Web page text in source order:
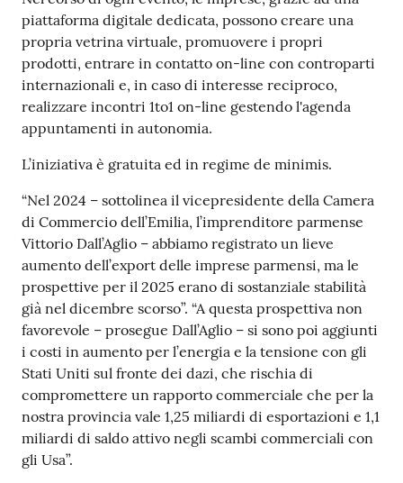
piattaforma digitale dedicata, possono creare una
propria vetrina virtuale, promuovere i propri
prodotti, entrare in contatto on-line con controparti
internazionali e, in caso di interesse reciproco,
realizzare incontri 1to1 on-line gestendo l'agenda
appuntamenti in autonomia.
L’iniziativa è gratuita ed in regime de minimis.
“Nel 2024 – sottolinea il vicepresidente della Camera
di Commercio dell’Emilia, l’imprenditore parmense
Vittorio Dall’Aglio – abbiamo registrato un lieve
aumento dell’export delle imprese parmensi, ma le
prospettive per il 2025 erano di sostanziale stabilità
già nel dicembre scorso”. “A questa prospettiva non
favorevole – prosegue Dall’Aglio – si sono poi aggiunti
i costi in aumento per l’energia e la tensione con gli
Stati Uniti sul fronte dei dazi, che rischia di
compromettere un rapporto commerciale che per la
nostra provincia vale 1,25 miliardi di esportazioni e 1,1
miliardi di saldo attivo negli scambi commerciali con
gli Usa”.